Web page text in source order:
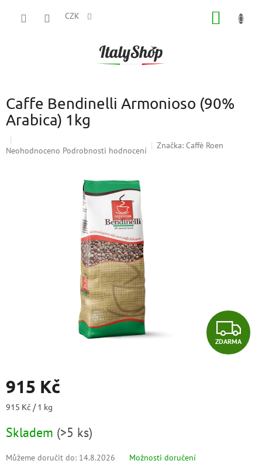
CZK
Caffe Bendinelli Armonioso (90%
Arabica) 1kg
Průměrné
Neohodnoceno Podrobnosti hodnocení
Značka: Caffè Roen
Z
D
ZDARMA
915 Kč
Měrná
915 Kč / 1 kg
Skladem (>5 ks)
Můžeme doručit do: 14.8.2026 Možnosti doručení